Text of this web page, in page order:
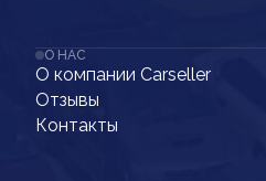
О НАС
О компании Carseller
Отзывы
Контакты